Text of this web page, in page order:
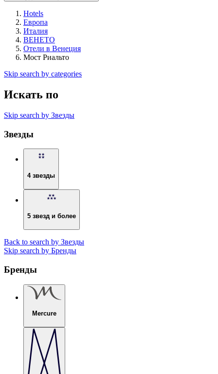
Hotels
Европа
Италия
ВЕНЕТО
Отели в Венеция
Мост Риальто
Skip search by categories
Искать по
Skip search by Звезды
Звезды
4 звезды
5 звезд и более
Back to search by Звезды
Skip search by Бренды
Бренды
Mercure